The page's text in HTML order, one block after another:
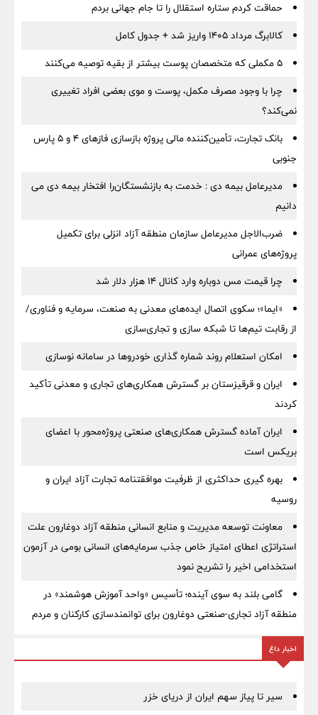
حماقت کردم ستاره استقلال را تا جام جهانی بردم
کالابرگ مرداد ۱۴۰۵ واریز شد + جدول کامل
۵ مکملی که متخصصان پوست بیشتر از بقیه توصیه می‌کنند
چرا با وجود مصرف مکمل، پوست و موی بعضی افراد تغییری
نمی‌کند؟
بانک تجارت، تأمین‌کننده مالی پروژه بازسازی فازهای ۴ و ۵ پارس
جنوبی
مدیرعامل بیمه دی : خدمت به بازنشستگان‌را افتخار بیمه دی می
دانیم
ضرب‌الاجل مدیرعامل سازمان منطقه آزاد انزلی برای تكمیل
پروژه‌های عمرانی
چرا قیمت مس دوباره وارد کانال ۱۴ هزار دلار شد
«ایما»؛ سکوی اتصال ایده‌های معدنی به صنعت، سرمایه و فناوری/
از رقابت تیم‌ها تا شبکه سازی و تجاری‌سازی
امکان استعلام روند شماره گذاری خودروها در سامانه نوسازی
ایران و قرقیزستان بر گسترش همکاری‌های تجاری و معدنی تأکید
کردند
ایران آماده گسترش همکاری‌های صنعتی پروژه‌محور با اعضای
بریکس است
بهره گیری حداکثری از ظرفیت موافقتنامه تجارت آزاد ایران و
روسیه
معاونت توسعه مدیریت و منابع انسانی منطقه آزاد دوغارون علت
استراتژی اعطای امتیاز خاص جذب سرمایه‌های انسانی بومی در آزمون
استخدامی اخیر را تشریح نمود
گامی بلند به سوی آینده؛ تأسیس «واحد آموزش هوشمند» در
منطقه آزاد تجاری-صنعتی دوغارون برای توانمندسازی کارکنان و مردم
اخبار داغ
سیر تا پیاز سهم ایران از دریای خزر